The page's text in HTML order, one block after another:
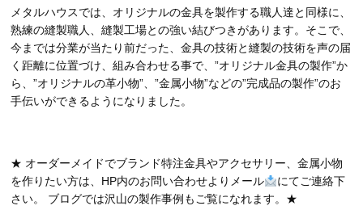
メタルハウスでは、オリジナルの金具を製作する職人達と同様に、
熟練の縫製職人、縫製工場との強い結びつきがあります。そこで、
今までは分業が当たり前だった、金具の技術と縫製の技術を声の届
く距離に位置づけ、組み合わせる事で、”オリジナル金具の製作”か
ら、”オリジナルの革小物”、”金属小物”などの”完成品の製作”のお
手伝いができるようになりました。
★ オーダーメイドでブランド特注金具やアクセサリー、金属小物
を作りたい方は、HP内のお問い合わせよりメール
にてご連絡下
さい。 ブログでは沢山の製作事例もご覧になれます。★